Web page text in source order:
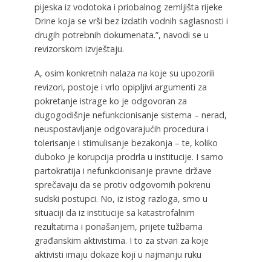
pijeska iz vodotoka i priobalnog zemljišta rijeke
Drine koja se vrši bez izdatih vodnih saglasnosti i
drugih potrebnih dokumenata.”, navodi se u
revizorskom izvještaju.
A, osim konkretnih nalaza na koje su upozorili
revizori, postoje i vrlo opipljivi argumenti za
pokretanje istrage ko je odgovoran za
dugogodišnje nefunkcionisanje sistema – nerad,
neuspostavljanje odgovarajućih procedura i
tolerisanje i stimulisanje bezakonja – te, koliko
duboko je korupcija prodrla u institucije. I samo
partokratija i nefunkcionisanje pravne države
sprečavaju da se protiv odgovornih pokrenu
sudski postupci. No, iz istog razloga, smo u
situaciji da iz institucije sa katastrofalnim
rezultatima i ponašanjem, prijete tužbama
građanskim aktivistima. I to za stvari za koje
aktivisti imaju dokaze koji u najmanju ruku